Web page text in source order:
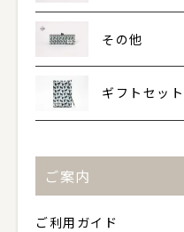
その他
ギフトセット
ご案内
ご利用ガイド